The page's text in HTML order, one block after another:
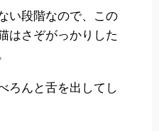
い段階なので、この
はさぞがっかりした
ろんと舌を出してし